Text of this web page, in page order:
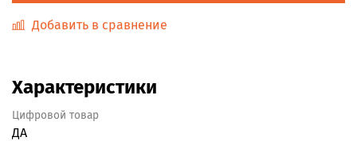
Добавить в сравнение
Характеристики
Цифровой товар
ДА